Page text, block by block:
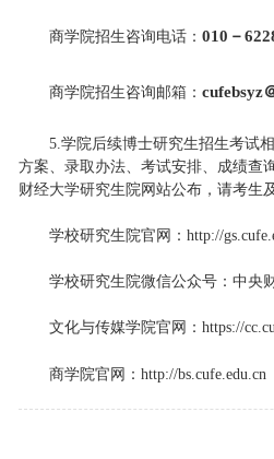
商学院招生咨询电话： 010－
商学院招生咨询邮箱： cufebsyz
5.学院后续博士研究生招生考试
方案、录取办法、考试安排、成绩查
财经大学研究生院网站公布，请考生
学校研究生院官网：http://
学校研究生院微信公众号：中央
文化与传媒学院官网：https://
商学院官网：http://bs.cufe.edu.cn